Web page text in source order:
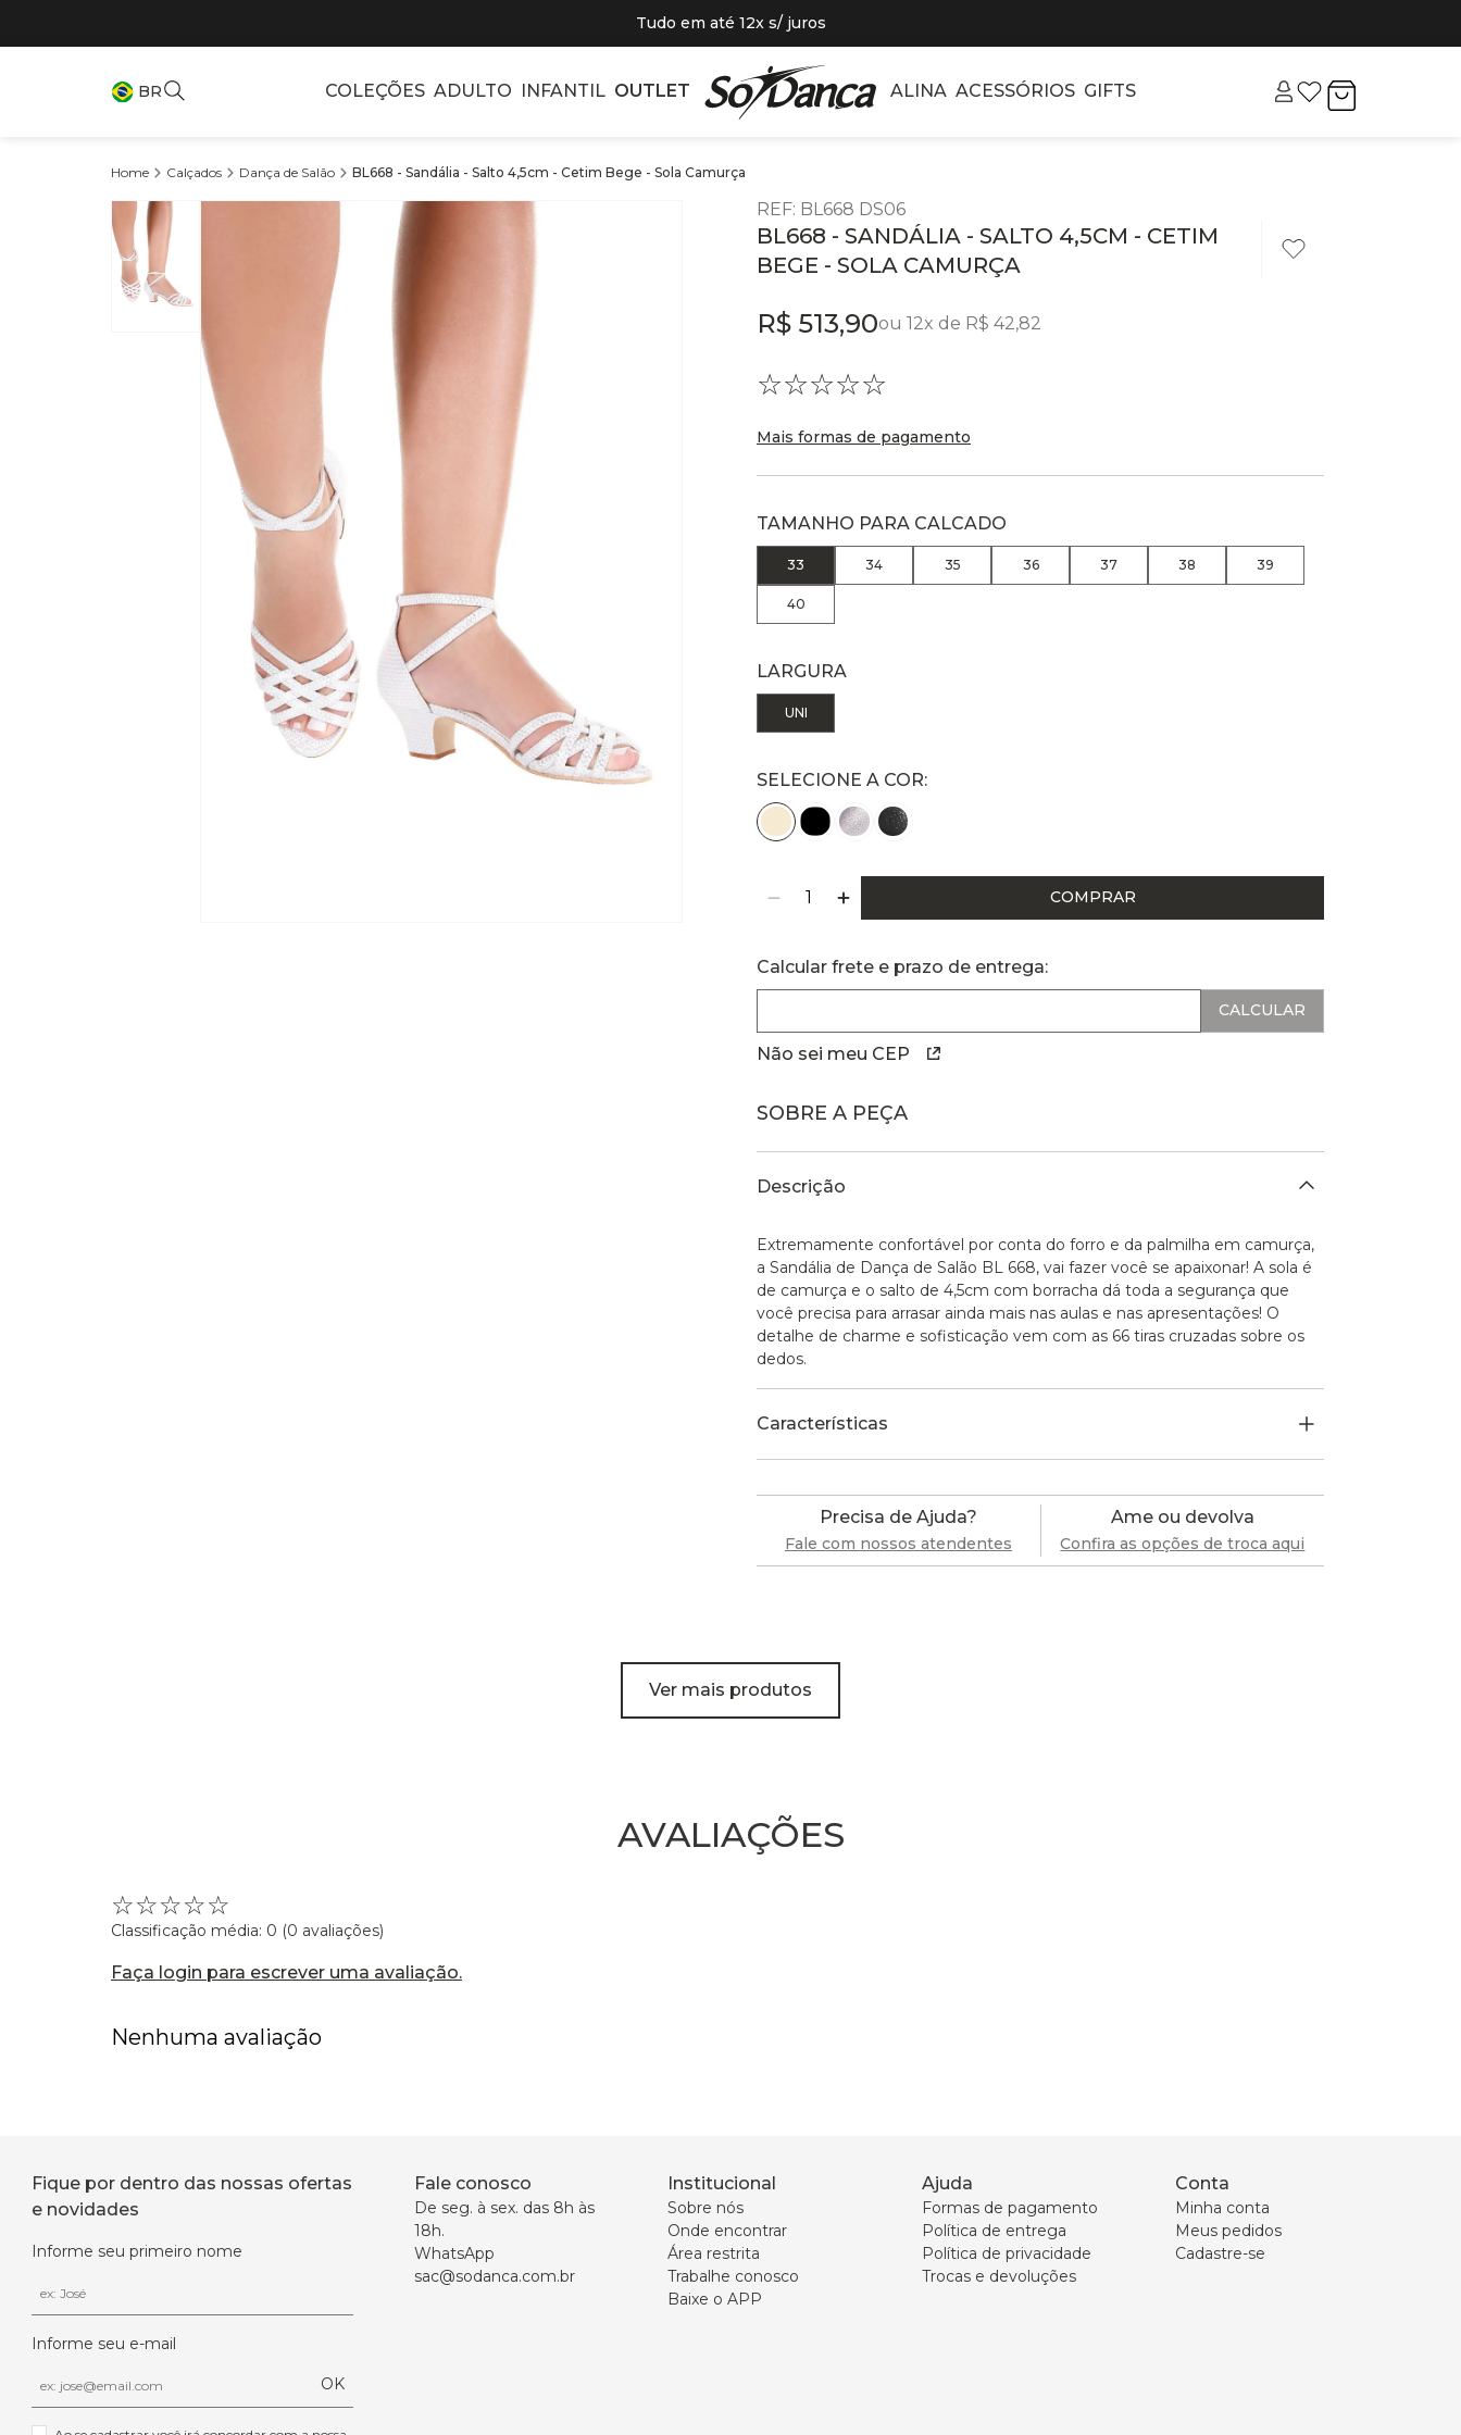
Tudo em até 12x s/ juros
BR COLEÇÕES ADULTO INFANTIL OUTLET ALINA ACESSÓRIOS GIFTS
Calçados Dança de Salão BL668 - Sandália - Salto 4,5cm - Cetim Bege - Sola Camurça
REF: BL668 DS06
BL668 - SANDÁLIA - SALTO 4,5CM - CETIM
BEGE - SOLA CAMURÇA
R$ 513,90ou 12x de R$ 42,82
☆☆☆☆☆
Mais formas de pagamento
TAMANHO PARA CALCADO
33 34 35 36 37 38 39
40
LARGURA
UNI
SELECIONE A COR:
COMPRAR
Calcular frete e prazo de entrega:
Não sei meu CEP
SOBRE A PEÇA
Descrição
Extremamente confortável por conta do forro e da palmilha em camurça,
a Sandália de Dança de Salão BL 668, vai fazer você se apaixonar! A sola é
de camurça e o salto de 4,5cm com borracha dá toda a segurança que
você precisa para arrasar ainda mais nas aulas e nas apresentações! O
detalhe de charme e sofisticação vem com as 66 tiras cruzadas sobre os
dedos.
Características
Precisa de Ajuda?
Fale com nossos atendentes
Ame ou devolva
Confira as opções de troca aqui
Ver mais produtos
AVALIAÇÕES
☆☆☆☆☆
Classificação média: 0 (0 avaliações)
Faça login para escrever uma avaliação.
Nenhuma avaliação
Fique por dentro das nossas ofertas
e novidades
Informe seu primeiro nome
Informe seu e-mail
OK
Fale conosco
De seg. à sex. das 8h às
18h.
WhatsApp
sac@sodanca.com.br
Institucional
Sobre nós
Onde encontrar
Área restrita
Trabalhe conosco
Baixe o APP
Ajuda
Formas de pagamento
Política de entrega
Política de privacidade
Trocas e devoluções
Conta
Minha conta
Meus pedidos
Cadastre-se